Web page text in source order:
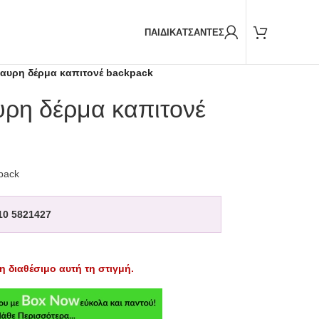
ΠΑΙΔΙΚΑΤΣΑΝΤΕΣ
δέρμα καπιτονέ backpack
δέρμα καπιτονέ
5821427
διαθέσιμο αυτή τη στιγμή.